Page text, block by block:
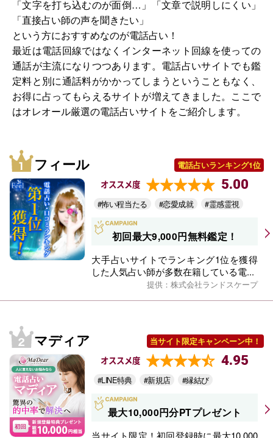
「文字を打ち込むのが面倒…」「文章で説明しにくい」
「直接占い師の声を聞きたい」
という方におすすめなのが電話占い！
最近は電話回線ではなくインターネット回線を使っての
通話が主流になりつつあります。電話占いサイトでも鑑
定料と別に通話料がかかってしまうということもなく、
お得に占ってもらえるサイトが増えてきました。ここで
はオレオール厳選の電話占いサイトをご紹介します。
フィール 電話占いランキング1位
オススメ度 5.00
#怖い程当たる #恋愛成就 #霊感霊視
初回最大9,000円無料鑑定！
大手占いサイトでランキング1位を獲得
した人気占い師が多数在籍している電...
提供：株式会社ランドスケープ
マディア 当サイト限定キャンペーン中！
オススメ度 4.95
#LINE特典 #新規店 #縁結び
最大10,000円分PTプレゼント
当サイト限定！初回登録時に最大10,000